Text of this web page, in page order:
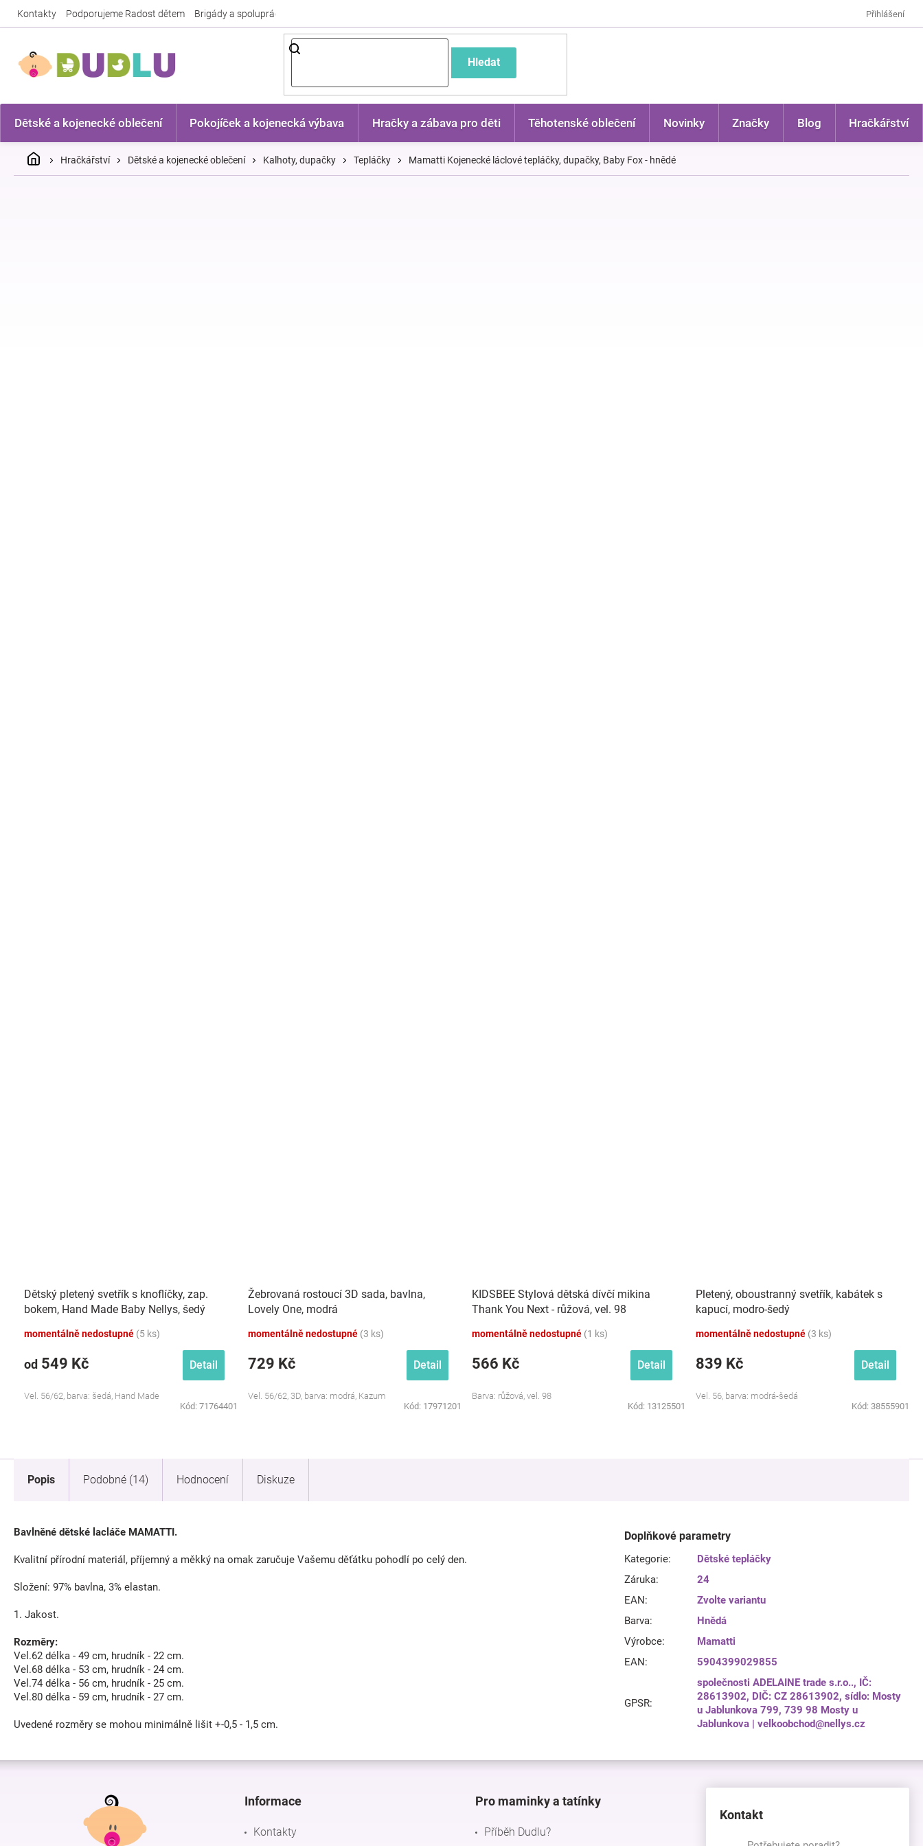
Kontakty Podporujeme Radost dětem Brigády a spolupráce Přihlášení
Hledat
Dětské a kojenecké oblečení Pokojíček a kojenecká výbava Hračky a zábava pro děti Těhotenské oblečení Novinky Značky Blog Hračkářství
DomůHračkářství Dětské a kojenecké oblečení Kalhoty, dupačky Tepláčky Mamatti Kojenecké láclové tepláčky, dupačky, Baby Fox - hnědé
Dětský pletený svetřík s knoflíčky, zap.
bokem, Hand Made Baby Nellys, šedý
momentálně nedostupné (5 ks)
od 549 Kč Detail
Vel. 56/62, barva: šedá, Hand Made
Kód: 71764401
Žebrovaná rostoucí 3D sada, bavlna,
Lovely One, modrá
momentálně nedostupné (3 ks)
729 Kč Detail
Vel. 56/62, 3D, barva: modrá, Kazum
Kód: 17971201
KIDSBEE Stylová dětská dívčí mikina
Thank You Next - růžová, vel. 98
momentálně nedostupné (1 ks)
566 Kč Detail
Barva: růžová, vel. 98
Kód: 13125501
Pletený, oboustranný svetřík, kabátek s
kapucí, modro-šedý
momentálně nedostupné (3 ks)
839 Kč Detail
Vel. 56, barva: modrá-šedá
Kód: 38555901
Popis Podobné (14) Hodnocení Diskuze
Bavlněné dětské lacláče MAMATTI.
Kvalitní přírodní materiál, příjemný a měkký na omak zaručuje Vašemu děťátku pohodlí po celý den.
Složení: 97% bavlna, 3% elastan.
1. Jakost.
Rozměry:
Vel.62 délka - 49 cm, hrudník - 22 cm.
Vel.68 délka - 53 cm, hrudník - 24 cm.
Vel.74 délka - 56 cm, hrudník - 25 cm.
Vel.80 délka - 59 cm, hrudník - 27 cm.
Uvedené rozměry se mohou minimálně lišit +-0,5 - 1,5 cm.
Doplňkové parametry
Kategorie:
Dětské tepláčky
Záruka:
24
EAN:
Zvolte variantu
Barva:
Hnědá
Výrobce:
Mamatti
EAN: 5904399029855
GPSR:
společnosti ADELAINE trade s.r.o.., IČ:
28613902, DIČ: CZ 28613902, sídlo: Mosty
u Jablunkova 799, 739 98 Mosty u
Jablunkova | velkoobchod@nellys.cz
Z
Informace
Kontakty
Pro maminky a tatínky
Příběh Dudlu?
Kontakt